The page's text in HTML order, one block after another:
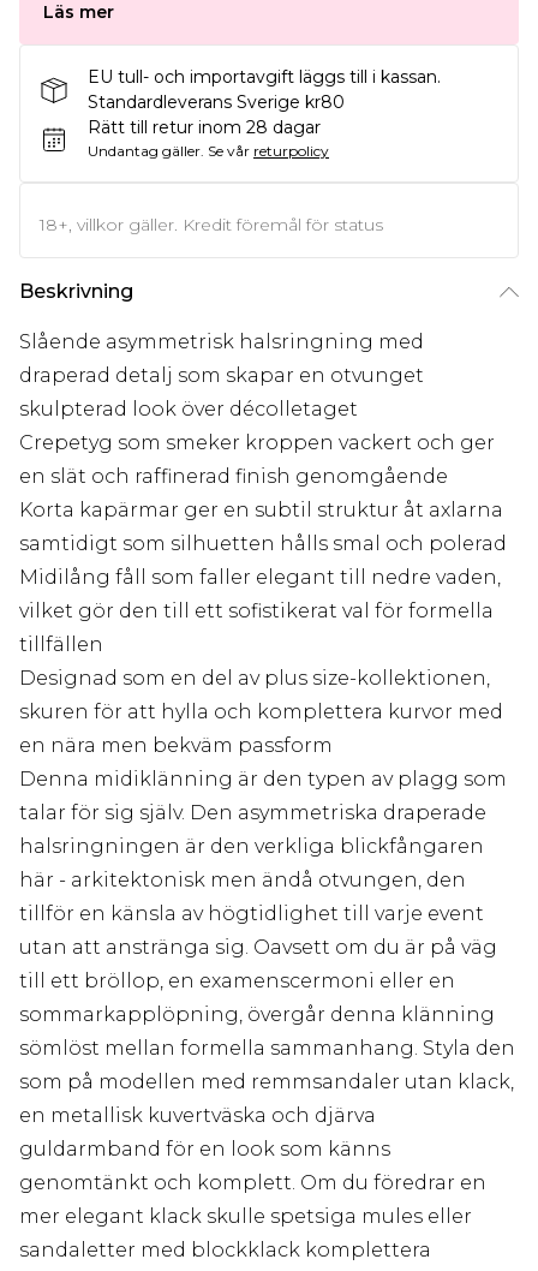
Läs mer
EU tull- och importavgift läggs till i kassan.
Standardleverans Sverige kr80
Rätt till retur inom 28 dagar
Undantag gäller. Se vår returpolicy
18+, villkor gäller. Kredit föremål för status
Beskrivning
Slående asymmetrisk halsringning med
draperad detalj som skapar en otvunget
skulpterad look över décolletaget
Crepetyg som smeker kroppen vackert och ger
en slät och raffinerad finish genomgående
Korta kapärmar ger en subtil struktur åt axlarna
samtidigt som silhuetten hålls smal och polerad
Midilång fåll som faller elegant till nedre vaden,
vilket gör den till ett sofistikerat val för formella
tillfällen
Designad som en del av plus size-kollektionen,
skuren för att hylla och komplettera kurvor med
en nära men bekväm passform
Denna midiklänning är den typen av plagg som
talar för sig själv. Den asymmetriska draperade
halsringningen är den verkliga blickfångaren
här - arkitektonisk men ändå otvungen, den
tillför en känsla av högtidlighet till varje event
utan att anstränga sig. Oavsett om du är på väg
till ett bröllop, en examenscermoni eller en
sommarkapplöpning, övergår denna klänning
sömlöst mellan formella sammanhang. Styla den
som på modellen med remmsandaler utan klack,
en metallisk kuvertväska och djärva
guldarmband för en look som känns
genomtänkt och komplett. Om du föredrar en
mer elegant klack skulle spetsiga mules eller
sandaletter med blockklack komplettera